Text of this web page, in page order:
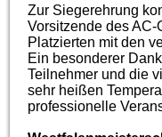
Zur Siegerehrung
Vorsitzende des
Platzierten mit den
Ein besonderer
Teilnehmer und die
sehr heißen
professionelle